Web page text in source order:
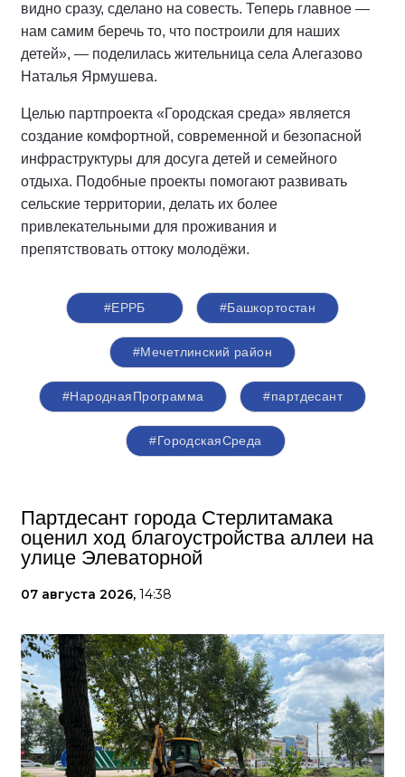
видно сразу, сделано на совесть. Теперь главное —
нам самим беречь то, что построили для наших
детей», — поделилась жительница села Алегазово
Наталья Ярмушева.
Целью партпроекта «Городская среда» является
создание комфортной, современной и безопасной
инфраструктуры для досуга детей и семейного
отдыха. Подобные проекты помогают развивать
сельские территории, делать их более
привлекательными для проживания и
препятствовать оттоку молодёжи.
#ЕРРБ #Башкортостан
#Мечетлинский район
#НароднаяПрограмма #партдесант
#ГородскаяСреда
Партдесант города Стерлитамака
оценил ход благоустройства аллеи на
улице Элеваторной
07 августа 2026, 14:38